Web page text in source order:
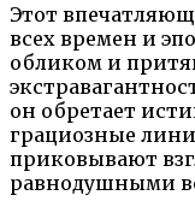
Этот
всех времен и
обликом и
он обретает
грациозные
приковывают
равнодушными